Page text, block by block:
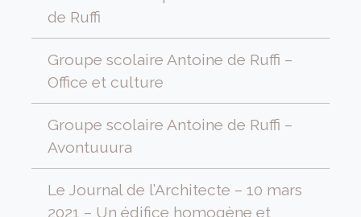
de Ruffi
Groupe scolaire Antoine de Ruffi –
Office et culture
Groupe scolaire Antoine de Ruffi –
Avontuuura
Le Journal de l’Architecte – 10 mars
2021 – Un édifice homogène et